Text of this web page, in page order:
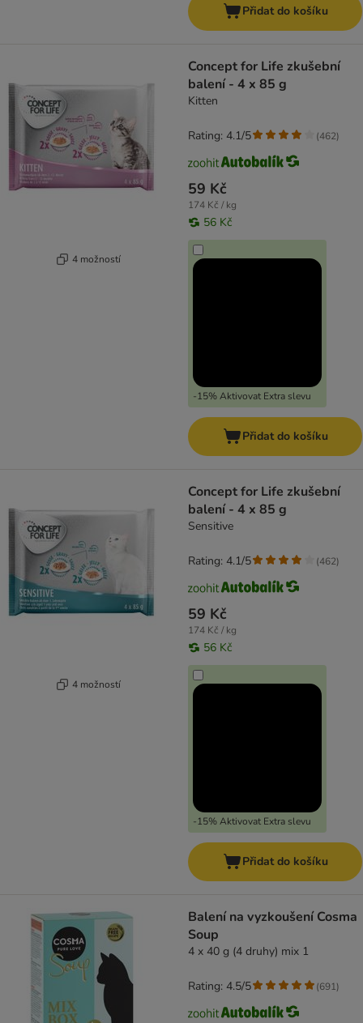
Přidat do košíku
4 možností
Concept for Life zkušební
balení - 4 x 85 g
Kitten
59 Kč
174 Kč / kg
56 Kč
-15% Aktivovat Extra slevu
Rating: 4.1/5 (462)
Přidat do košíku
4 možností
Concept for Life zkušební
balení - 4 x 85 g
Sensitive
59 Kč
174 Kč / kg
56 Kč
-15% Aktivovat Extra slevu
Rating: 4.1/5 (462)
Přidat do košíku
Balení na vyzkoušení Cosma
Soup
4 x 40 g (4 druhy) mix 1
Rating: 4.5/5 (691)